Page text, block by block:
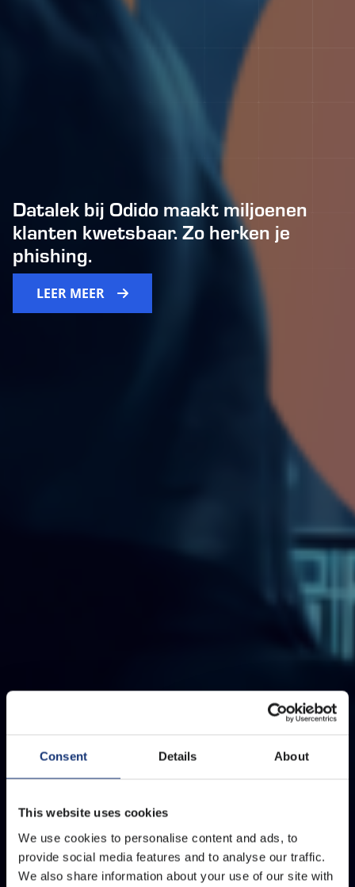
Consent Details About
This website uses cookies
We use cookies to personalise content and ads, to
provide social media features and to analyse our traffic.
We also share information about your use of our site with
Datalek bij Odido maakt miljoenen
klanten kwetsbaar. Zo herken je
phishing.
LEER MEER